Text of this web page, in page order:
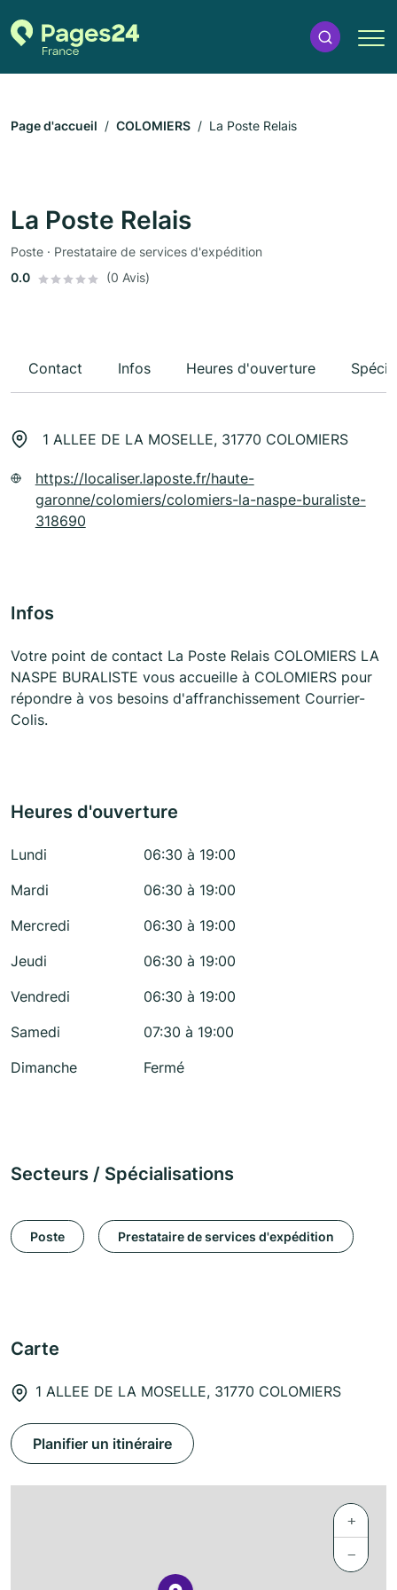
Page d'accueil COLOMIERS La Poste Relais
La Poste Relais
Poste · Prestataire de services d'expédition
0.0
(0 Avis)
Contact Infos Heures d'ouverture
1 ALLEE DE LA MOSELLE, 31770 COLOMIERS
https://localiser.laposte.fr/haute-
garonne/colomiers/colomiers-la-naspe-buraliste-
318690
Infos
Votre point de contact La Poste Relais COLOMIERS LA
NASPE BURALISTE vous accueille à COLOMIERS pour
répondre à vos besoins d'affranchissement Courrier-
Colis.
Heures d'ouverture
Lundi
06:30 à 19:00
Mardi
06:30 à 19:00
Mercredi
06:30 à 19:00
Jeudi
06:30 à 19:00
Vendredi
06:30 à 19:00
Samedi
07:30 à 19:00
Dimanche
Fermé
Secteurs / Spécialisations
Poste Prestataire de services d'expédition
Carte
1 ALLEE DE LA MOSELLE, 31770 COLOMIERS
Planifier un itinéraire
+
−